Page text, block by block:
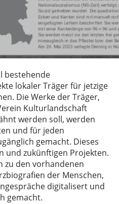
bestehende
lokaler Träger für jetzige
Die Werke der Träger,
Kulturlandschaft
werden soll, werden
und für jeden
gemacht. Dieses
und zukünftigen Projekten.
zu den vorhandenen
der Menschen,
digitalisert und
gemacht.